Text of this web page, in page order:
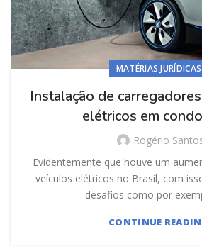
MATÉRIAS JURÍDICAS
Instalação de
elétricos em
Rogério
Evidentemente que houve um
veículos elétricos no Brasil, com
desafios como por
CONTINUE